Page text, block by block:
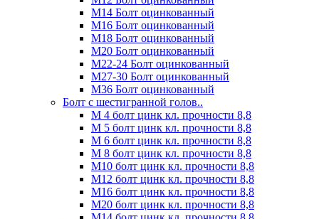
М14 Болт оцинкованный
М16 Болт оцинкованный
М18 Болт оцинкованный
М20 Болт оцинкованный
М22-24 Болт оцинкованный
М27-30 Болт оцинкованный
М36 Болт оцинкованный
Болт с шестигранной голов..
М 4 болт цинк кл. прочности 8,8
М 5 болт цинк кл. прочности 8,8
М 6 болт цинк кл. прочности 8,8
М 8 болт цинк кл. прочности 8,8
М10 болт цинк кл. прочности 8,8
М12 болт цинк кл. прочности 8,8
М16 болт цинк кл. прочности 8,8
М20 болт цинк кл. прочности 8,8